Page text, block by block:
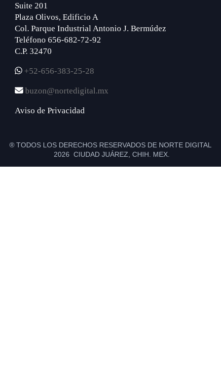
Suite 201
Plaza Olivos, Edificio A
Col. Parque Industrial Antonio J. Bermúdez
Teléfono 656-682-72-92
C.P. 32470
+52-656-383-25-28
buzon@nortedigital.mx
Aviso de Privacidad
® TODOS LOS DERECHOS RESERVADOS DE NORTE DIGITAL
2026 CIUDAD JUÁREZ, CHIH. MEX.